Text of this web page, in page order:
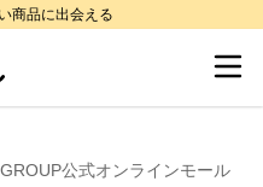
商品に出会える
公式オンラインモール